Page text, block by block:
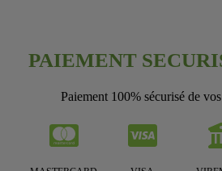
PAIEMENT
Paiement 100% sécurisé de